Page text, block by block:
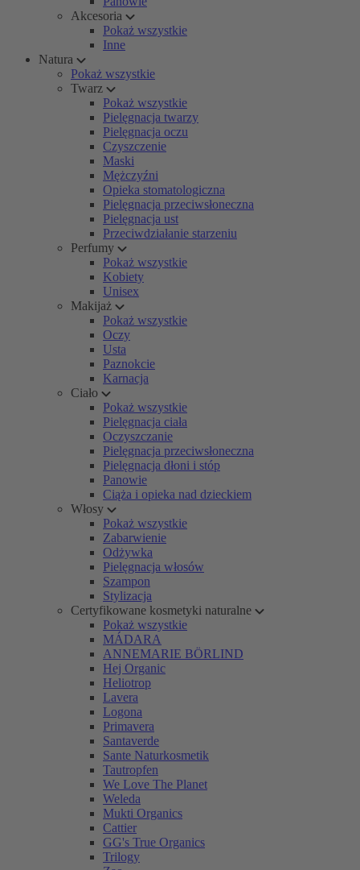
Akcesoria
Pokaż wszystkie
Inne
Natura
Pokaż wszystkie
Twarz
Pokaż wszystkie
Pielęgnacja twarzy
Pielęgnacja oczu
Czyszczenie
Maski
Mężczyźni
Opieka stomatologiczna
Pielęgnacja przeciwsłoneczna
Pielęgnacja ust
Przeciwdziałanie starzeniu
Perfumy
Pokaż wszystkie
Kobiety
Unisex
Makijaż
Pokaż wszystkie
Oczy
Usta
Paznokcie
Karnacja
Ciało
Pokaż wszystkie
Pielęgnacja ciała
Oczyszczanie
Pielęgnacja przeciwsłoneczna
Pielęgnacja dłoni i stóp
Panowie
Ciąża i opieka nad dzieckiem
Włosy
Pokaż wszystkie
Zabarwienie
Odżywka
Pielęgnacja włosów
Szampon
Stylizacja
Certyfikowane kosmetyki naturalne
Pokaż wszystkie
MÁDARA
ANNEMARIE BÖRLIND
Hej Organic
Heliotrop
Lavera
Logona
Primavera
Santaverde
Sante Naturkosmetik
Tautropfen
We Love The Planet
Weleda
Mukti Organics
Cattier
GG's True Organics
Trilogy